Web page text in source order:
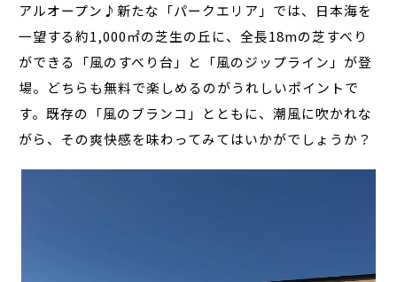
アルオープン♪新たな「パークエリア」では、日本海を
一望する約1,000㎡の芝生の丘に、全長18mの芝すべり
ができる「風のすべり台」と「風のジップライン」が登
場。どちらも無料で楽しめるのがうれしいポイントで
す。既存の「風のブランコ」とともに、潮風に吹かれな
がら、その爽快感を味わってみてはいかがでしょうか？